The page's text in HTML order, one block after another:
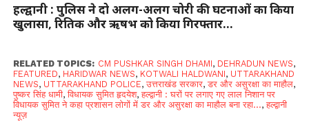
हल्द्वानी : पुलिस ने दो अलग-अलग चोरी की घटनाओं का किया
खुलासा, रितिक और ऋषभ को किया गिरफ्तार…
RELATED TOPICS: CM PUSHKAR SINGH DHAMI, DEHRADUN NEWS,
FEATURED, HARIDWAR NEWS, KOTWALI HALDWANI, UTTARAKHAND
NEWS, UTTARAKHAND POLICE,उत्तराखंड सरकार,डर और असुरक्षा का माहौल,
पुष्कर सिंह धामी,विधायक सुमित हृदयेश,हल्द्वानी : घरों पर लगाए गए लाल निशान पर
विधायक सुमित ने कहा प्रशासन लोगों में डर और असुरक्षा का माहौल बना रहा...,हल्द्वानी
न्यूज़